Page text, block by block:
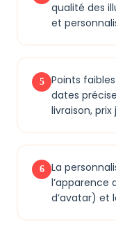
qualité des
et
5
Points
dates
livraison, prix
6
La
l’apparence
d’avatar) et